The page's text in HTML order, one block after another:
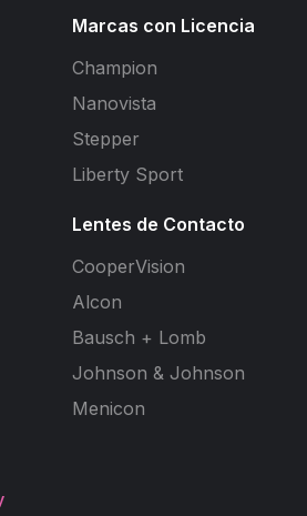
Marcas con Licencia
Champion
Nanovista
Stepper
Liberty Sport
Lentes de Contacto
CooperVision
Alcon
Bausch + Lomb
Johnson & Johnson
Menicon